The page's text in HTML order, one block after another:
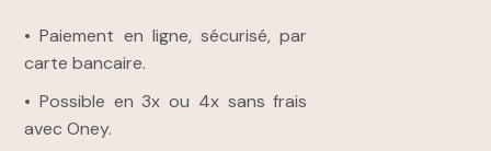
• Paiement en ligne, sécurisé, par
carte bancaire.
• Possible en 3x ou 4x sans frais
avec Oney.